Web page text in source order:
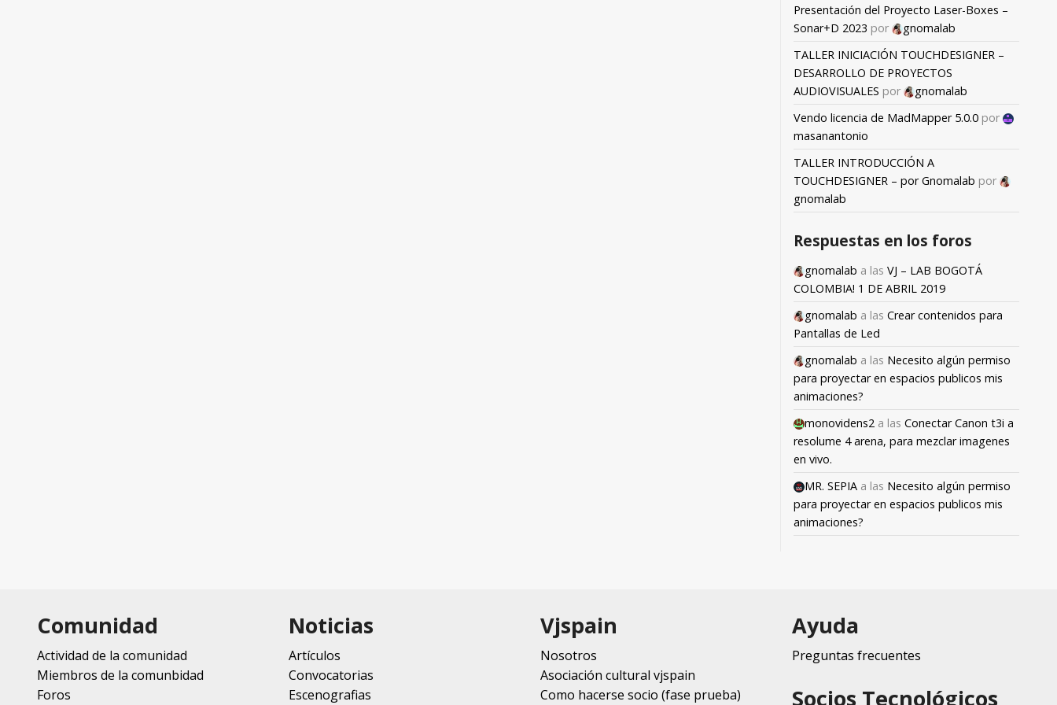
Presentación del Proyecto Laser-Boxes –
Sonar+D 2023 por
gnomalab
TALLER INICIACIÓN TOUCHDESIGNER –
DESARROLLO DE PROYECTOS
AUDIOVISUALES por
gnomalab
Vendo licencia de MadMapper 5.0.0 por
masanantonio
TALLER INTRODUCCIÓN A
TOUCHDESIGNER – por Gnomalab por
gnomalab
Respuestas en los foros
gnomalab a las VJ – LAB BOGOTÁ
COLOMBIA! 1 DE ABRIL 2019
gnomalab a las Crear contenidos para
Pantallas de Led
gnomalab a las Necesito algún permiso
para proyectar en espacios publicos mis
animaciones?
monovidens2 a las Conectar Canon t3i a
resolume 4 arena, para mezclar imagenes
en vivo.
MR. SEPIA a las Necesito algún permiso
para proyectar en espacios publicos mis
animaciones?
Comunidad
Actividad de la comunidad
Miembros de la comunbidad
Foros
Noticias
Artículos
Convocatorias
Escenografias
Vjspain
Nosotros
Asociación cultural vjspain
Como hacerse socio (fase prueba)
Ayuda
Preguntas frecuentes
Socios Tecnológicos